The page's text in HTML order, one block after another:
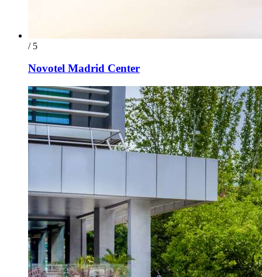
/ 5
Novotel Madrid Center